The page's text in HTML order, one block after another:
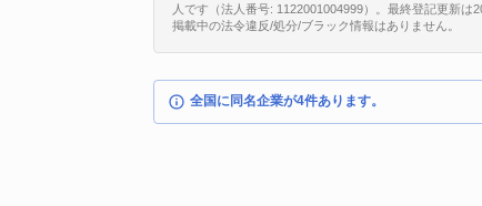
人です（法人番号: 1122001004999）。最終登記更新は
掲載中の法令違反/処分/ブラック情報はありません。
全国に同名企業が4件あります。